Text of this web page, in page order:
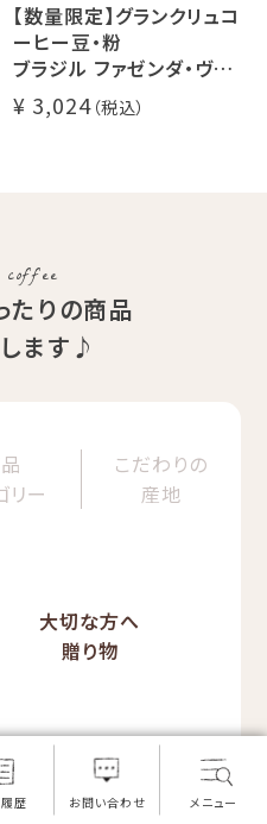
【数量限定】グランクリュコ
ーヒー豆・粉
ブラジル ファゼンダ・ヴァ
レ・ド・クリスタル（100g /
200g / 1kg）
3,024
coffee
たりの商品
ます♪
リー
こだわりの
産地
大切な方へ
贈り物